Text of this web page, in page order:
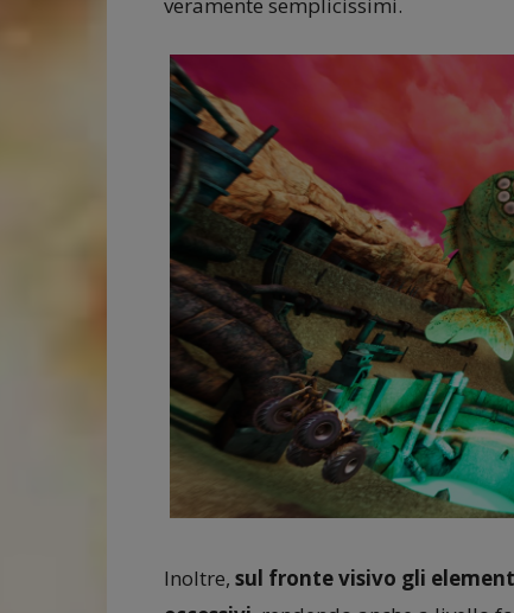
Inoltre, sul fronte visivo gli